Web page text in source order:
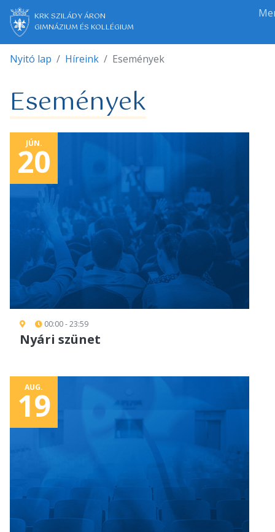
KRK SZILÁDY ÁRON
GIMNÁZIUM ÉS KOLLÉGIUM
Nyitó lap Híreink Események
Események
20
JÚN.
00:00 - 23:59
Nyári szünet
19
AUG.